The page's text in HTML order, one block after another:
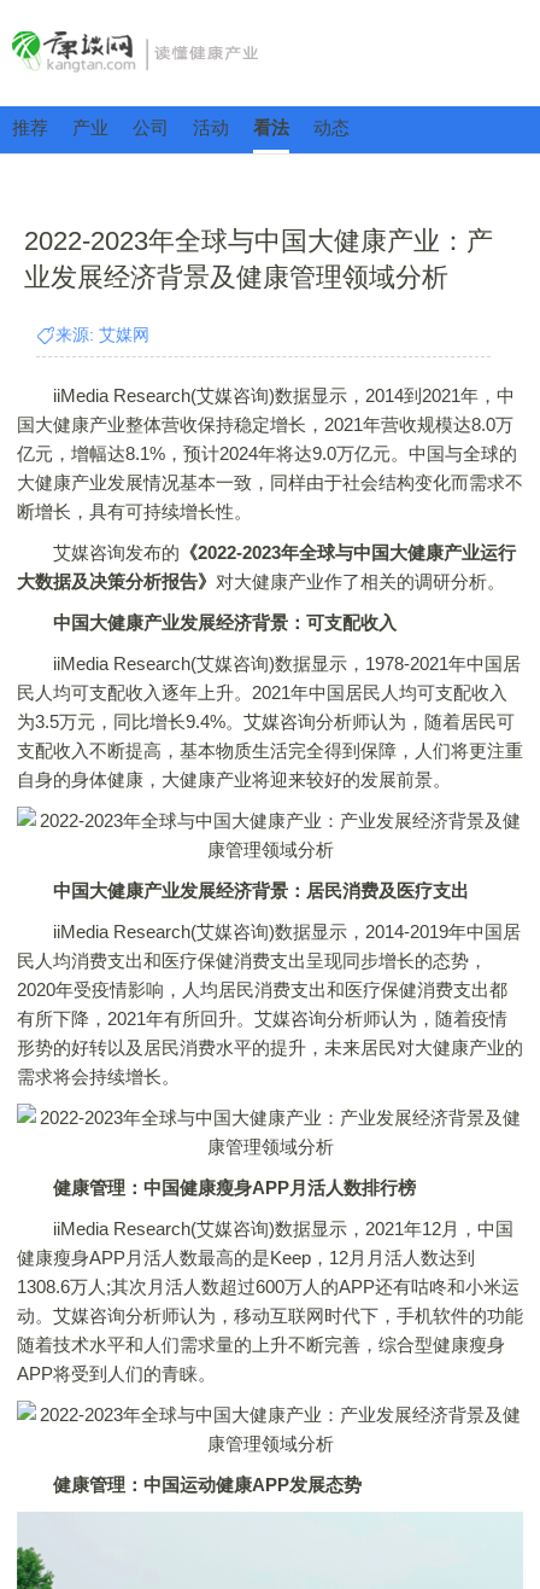
推荐 产业 公司 活动 看法 动态
2022-2023年全球与中国大健康产业：产
业发展经济背景及健康管理领域分析
来源: 艾媒网
iiMedia Research(艾媒咨询)数据显示，2014到2021年，中
国大健康产业整体营收保持稳定增长，2021年营收规模达8.0万
亿元，增幅达8.1%，预计2024年将达9.0万亿元。中国与全球的
大健康产业发展情况基本一致，同样由于社会结构变化而需求不
断增长，具有可持续增长性。
艾媒咨询发布的 《2022-2023年全球与中国大健康产业运行
大数据及决策分析报告》 对大健康产业作了相关的调研分析。
中国大健康产业发展经济背景：可支配收入
iiMedia Research(艾媒咨询)数据显示，1978-2021年中国居
民人均可支配收入逐年上升。2021年中国居民人均可支配收入
为3.5万元，同比增长9.4%。艾媒咨询分析师认为，随着居民可
支配收入不断提高，基本物质生活完全得到保障，人们将更注重
自身的身体健康，大健康产业将迎来较好的发展前景。
中国大健康产业发展经济背景：居民消费及医疗支出
iiMedia Research(艾媒咨询)数据显示，2014-2019年中国居
民人均消费支出和医疗保健消费支出呈现同步增长的态势，
2020年受疫情影响，人均居民消费支出和医疗保健消费支出都
有所下降，2021年有所回升。艾媒咨询分析师认为，随着疫情
形势的好转以及居民消费水平的提升，未来居民对大健康产业的
需求将会持续增长。
健康管理：中国健康瘦身APP月活人数排行榜
iiMedia Research(艾媒咨询)数据显示，2021年12月，中国
健康瘦身APP月活人数最高的是Keep，12月月活人数达到
1308.6万人;其次月活人数超过600万人的APP还有咕咚和小米运
动。艾媒咨询分析师认为，移动互联网时代下，手机软件的功能
随着技术水平和人们需求量的上升不断完善，综合型健康瘦身
APP将受到人们的青睐。
健康管理：中国运动健康APP发展态势